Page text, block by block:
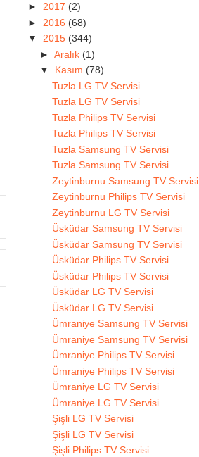
► 2017 (2)
► 2016 (68)
▼ 2015 (344)
► Aralık (1)
▼ Kasım (78)
Tuzla LG TV Servisi
Tuzla LG TV Servisi
Tuzla Philips TV Servisi
Tuzla Philips TV Servisi
Tuzla Samsung TV Servisi
Tuzla Samsung TV Servisi
Zeytinburnu Samsung TV Servisi
Zeytinburnu Philips TV Servisi
Zeytinburnu LG TV Servisi
Üsküdar Samsung TV Servisi
Üsküdar Samsung TV Servisi
Üsküdar Philips TV Servisi
Üsküdar Philips TV Servisi
Üsküdar LG TV Servisi
Üsküdar LG TV Servisi
Ümraniye Samsung TV Servisi
Ümraniye Samsung TV Servisi
Ümraniye Philips TV Servisi
Ümraniye Philips TV Servisi
Ümraniye LG TV Servisi
Ümraniye LG TV Servisi
Şişli LG TV Servisi
Şişli LG TV Servisi
Şişli Philips TV Servisi